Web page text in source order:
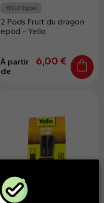
YELLO Epod
2 Pods Fruit du dragon
epod - Yello
À partir
de
6,00 €